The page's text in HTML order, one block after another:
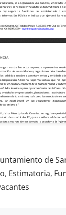
de
, Estimatoria,